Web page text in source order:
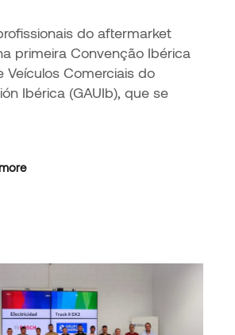
do aftermarket
primeira Convenção Ibérica
Veículos Comerciais do
Ibérica (GAUIb), que se